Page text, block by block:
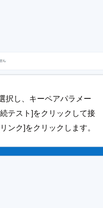
択し、キーペアパラメー
テスト]をクリックして接
ンク]をクリックします。